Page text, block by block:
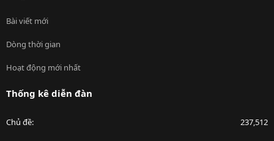
Bài viết mới
Dòng thời gian
Hoạt động mới nhất
Thống kê diễn đàn
Chủ đề 237,512